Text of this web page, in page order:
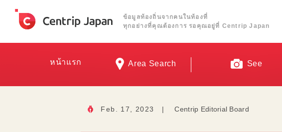
ข้อมูลท้องถิ่นจากคนในท้องที่
ทุกอย่างที่คุณต้องการ รอคุณอยู่ที่ Centrip Japan
หน้าแรก Area Search See
Feb. 17, 2023 | Centrip Editorial Board